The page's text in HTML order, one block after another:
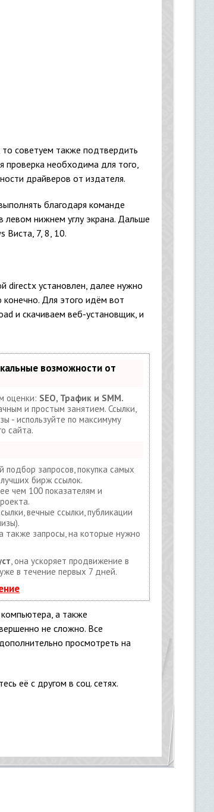
советуем также подтвердить
проверка необходима для того,
драйверов от издателя.
благодаря команде
левом нижнем углу экрана. Дальше
Виста, 7, 8, 10.
directx установлен, далее нужно
Для этого идём вот
и скачиваем веб-установщик, и
возможности от
оценки: SEO, Трафик и SMM.
и простым занятием. Ссылки,
- используйте по максимуму
сайта.
запросов, покупка самых
бирж ссылок.
чем 100 показателям и
вечные ссылки, публикации
также запросы, на которые нужно
, она ускоряет продвижение в
в течение первых 7 дней.
а также
не сложно. Все
просмотреть на
её с другом в соц. сетях.